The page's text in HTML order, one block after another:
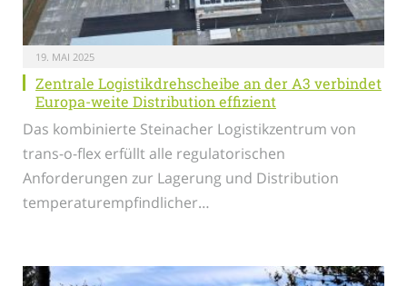
19. MAI 2025
Zentrale Logistikdrehscheibe an der A3 verbindet
Europa-weite Distribution effizient
Das kombinierte Steinacher Logistikzentrum von
trans-o-flex erfüllt alle regulatorischen
Anforderungen zur Lagerung und Distribution
temperaturempfindlicher…